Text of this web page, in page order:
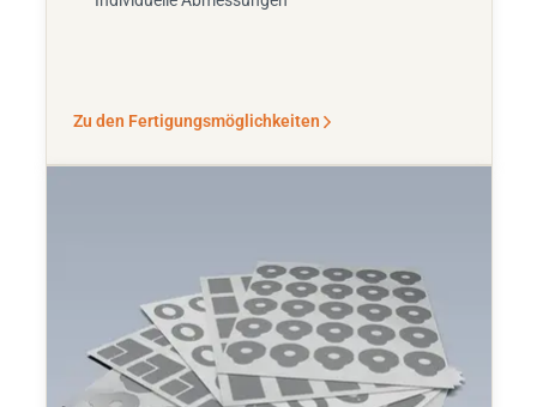
Zu den Fertigungsmöglichkeiten